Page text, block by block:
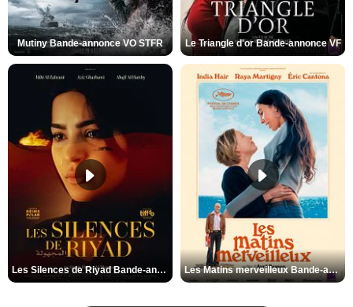
Mutiny Bande-annonce VO STFR Le Triangle d'or Bande-annonce VF
Les Silences de Riyad Bande-annonce VO STFR Les Matins merveilleux Bande-annonce VF